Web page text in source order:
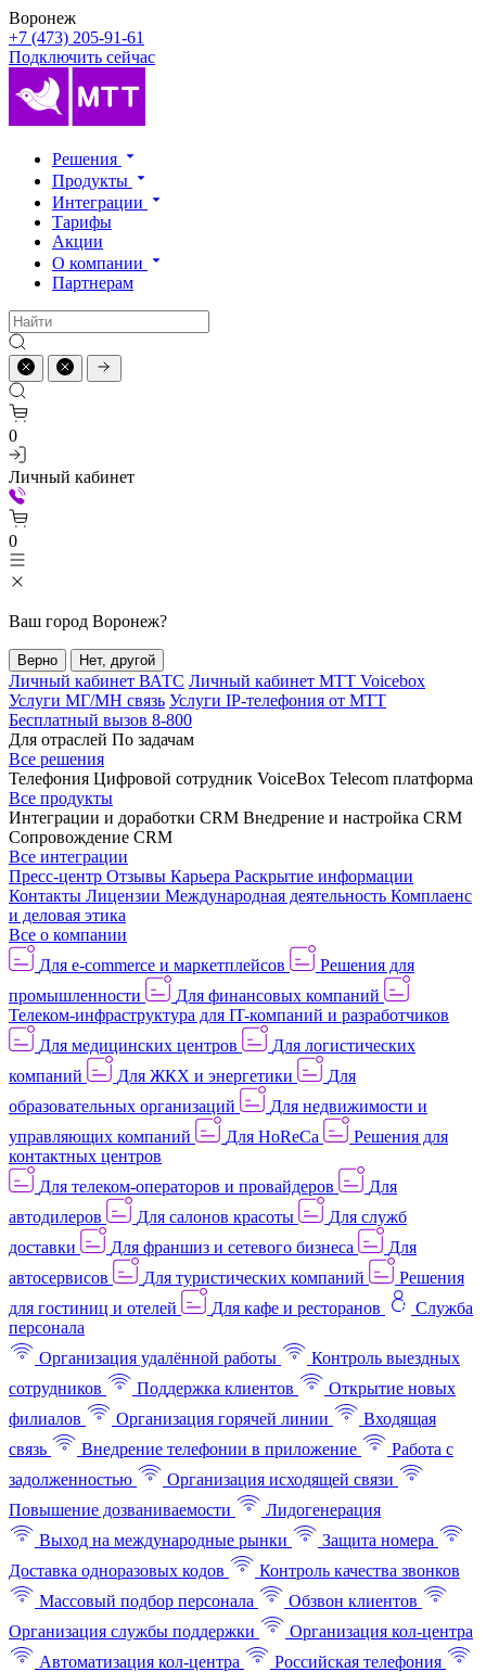
Воронеж
+7 (473) 205-91-61
Подключить сейчас
Решения
Продукты
Интеграции
Тарифы
Акции
О компании
Партнерам
0
Личный кабинет
0
Ваш город Воронеж?
Верно Нет, другой
Личный кабинет ВАТС Личный кабинет МТТ Voicebox
Услуги МГ/МН связь Услуги IP-телефония от МТТ
Бесплатный вызов 8-800
Для отраслей По задачам
Все решения
Телефония Цифровой сотрудник VoiceBox Telecom платформа
Все продукты
Интеграции и доработки CRM Внедрение и настройка CRM
Сопровождение CRM
Все интеграции
Пресс-центр Отзывы Карьера Раскрытие информации
Контакты Лицензии Международная деятельность Комплаенс
и деловая этика
Все о компании
Для e-commerce и маркетплейсов
Решения для
промышленности
Для финансовых компаний
Телеком-инфраструктура для IT-компаний и разработчиков
Для медицинских центров
Для логистических
компаний
Для ЖКХ и энергетики
Для
образовательных организаций
Для недвижимости и
управляющих компаний
Для HoReCa
Решения для
контактных центров
Для телеком-операторов и провайдеров
Для
автодилеров
Для салонов красоты
Для служб
доставки
Для франшиз и сетевого бизнеса
Для
автосервисов
Для туристических компаний
Решения
для гостиниц и отелей
Для кафе и ресторанов
Служба
персонала
Организация удалённой работы
Контроль выездных
сотрудников
Поддержка клиентов
Открытие новых
филиалов
Организация горячей линии
Входящая
связь
Внедрение телефонии в приложение
Работа с
задолженностью
Организация исходящей связи
Повышение дозваниваемости
Лидогенерация
Выход на международные рынки
Защита номера
Доставка одноразовых кодов
Контроль качества звонков
Массовый подбор персонала
Обзвон клиентов
Организация службы поддержки
Организация кол-центра
Автоматизация кол-центра
Российская телефония